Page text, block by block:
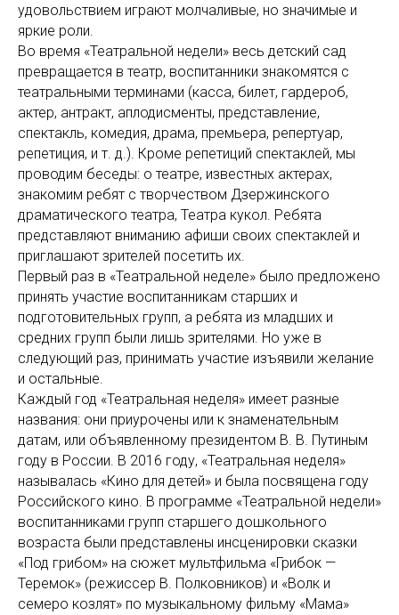
удовольствием играют молчаливые, но значимые и
яркие роли.
Во время «Театральной недели» весь детский сад
превращается в театр, воспитанники знакомятся с
театральными терминами (касса, билет, гардероб,
актер, антракт, аплодисменты, представление,
спектакль, комедия, драма, премьера, репертуар,
репетиция, и т. д.). Кроме репетиций спектаклей, мы
проводим беседы: о театре, известных актерах,
знакомим ребят с творчеством Дзержинского
драматического театра, Театра кукол. Ребята
представляют вниманию афиши своих спектаклей и
приглашают зрителей посетить их.
Первый раз в «Театральной неделе» было предложено
принять участие воспитанникам старших и
подготовительных групп, а ребята из младших и
средних групп были лишь зрителями. Но уже в
следующий раз, принимать участие изъявили желание
и остальные.
Каждый год «Театральная неделя» имеет разные
названия: они приурочены или к знаменательным
датам, или объявленному президентом В. В. Путиным
году в России. В 2016 году, «Театральная неделя»
называлась «Кино для детей» и была посвящена году
Российского кино. В программе «Театральной недели»
воспитанниками групп старшего дошкольного
возраста были представлены инсценировки сказки
«Под грибом» на сюжет мультфильма «Грибок —
Теремок» (режиссер В. Полковников) и «Волк и
семеро козлят» по музыкальному фильму «Мама»